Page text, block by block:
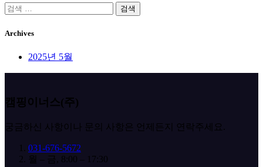
검
Archives
2025년 5월
캠핑이너스(주)
궁금하신 사항이나 문의 사항은 언제든지 연락주세요.
031-676-5672
월 – 금, 8:00 – 17:30